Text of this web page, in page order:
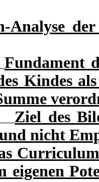
Analyse
Fundament
Kindes
Ziel des
nicht
eigenen